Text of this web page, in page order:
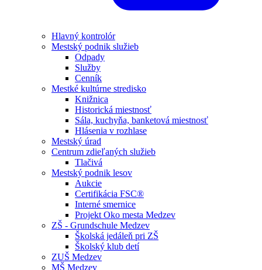
Hlavný kontrolór
Mestský podnik služieb
Odpady
Služby
Cenník
Mestké kultúrne stredisko
Knižnica
Historická miestnosť
Sála, kuchyňa, banketová miestnosť
Hlásenia v rozhlase
Mestský úrad
Centrum zdieľaných služieb
Tlačivá
Mestský podnik lesov
Aukcie
Certifikácia FSC®
Interné smernice
Projekt Oko mesta Medzev
ZŠ - Grundschule Medzev
Školská jedáleň pri ZŠ
Školský klub detí
ZUŠ Medzev
MŠ Medzev